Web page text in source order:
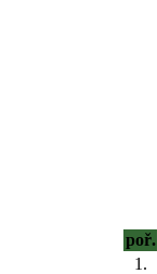
poř.
1.